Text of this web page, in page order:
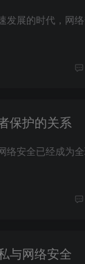
保护的关系
与网络安全